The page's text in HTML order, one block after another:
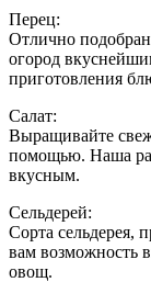
Перец:
Отлично
огород
приготовления
Салат:
Выращивайте
помощью. Наша
вкусным.
Сельдерей:
Сорта сельдерея,
вам возможность
овощ.